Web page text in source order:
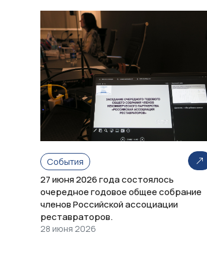
События
27 июня 2026 года состоялось
очередное годовое общее собрание
членов Российской ассоциации
реставраторов.
28 июня 2026